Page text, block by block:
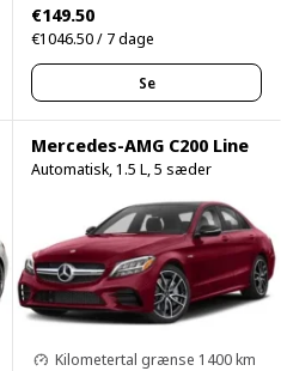
€149.50
€1046.50 / 7 dage
Se
Mercedes-AMG C200 Line
Automatisk, 1.5 L, 5 sæder
Kilometertal grænse 1400 km